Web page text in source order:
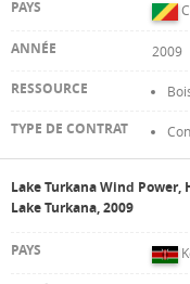
2009
Lake Turkana Wind Power,
Lake Turkana, 2009